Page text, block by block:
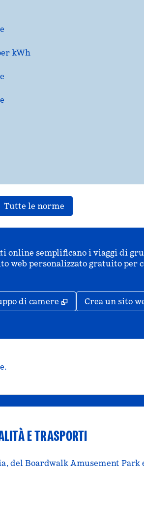
kWh
Tutte le norme
semplificano i viaggi di
web personalizzato gratuito
di camere , Apre una nuova
Crea un sito
E TRASPORTI
del Boardwalk Amusement